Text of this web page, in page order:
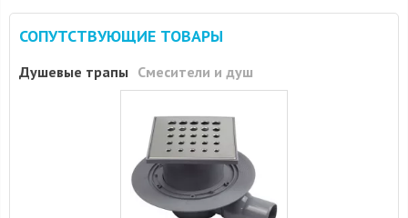
СОПУТСТВУЮЩИЕ ТОВАРЫ
Душевые трапы Смесители и душ